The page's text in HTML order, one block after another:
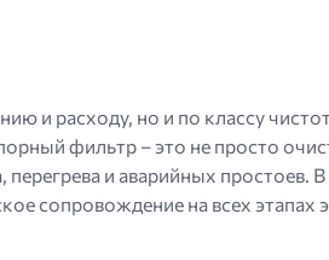
расходу, но и по классу
фильтр – это не просто
и аварийных
сопровождение на всех этапах